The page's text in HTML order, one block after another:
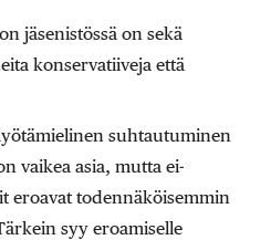
jäsenistössä on sekä
konservatiiveja että
suhtautuminen
vaikea asia, mutta ei-
eroavat todennäköisemmin
syy eroamiselle